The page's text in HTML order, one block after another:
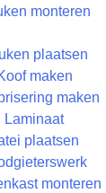
monteren
plaatsen
maken
maken
Laminaat
plaatsen
monteren